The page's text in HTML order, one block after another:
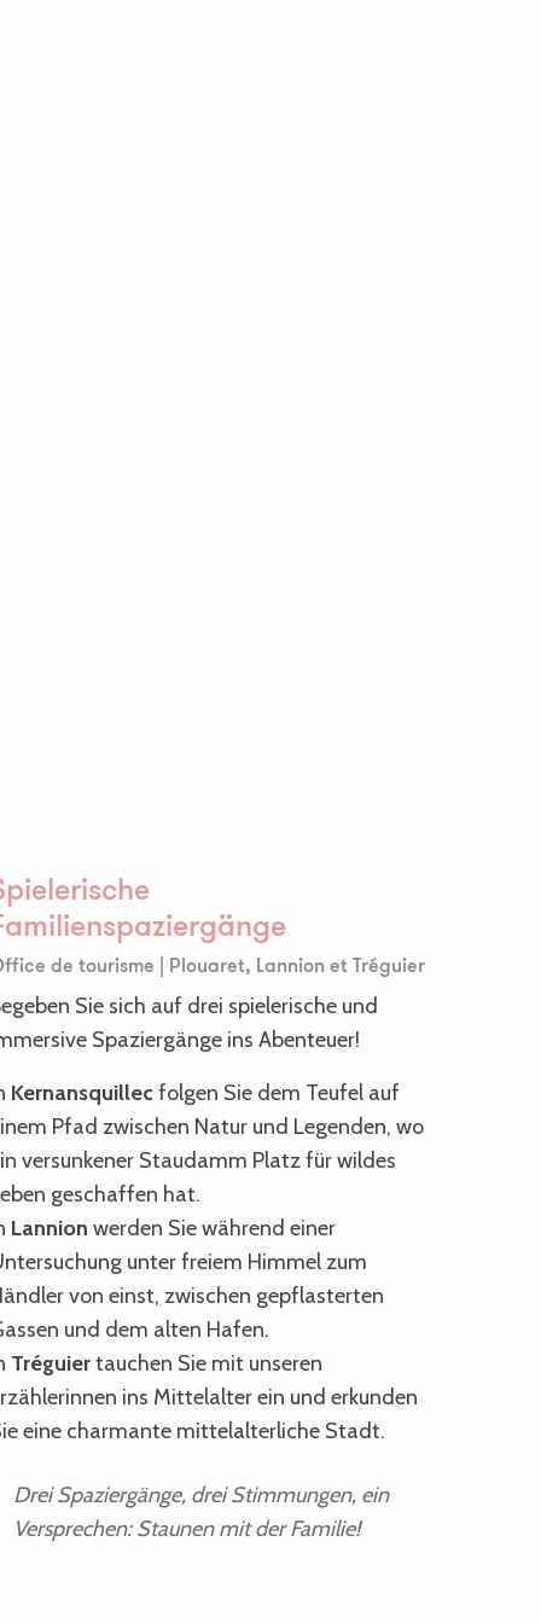
de tourisme | Plouaret, Lannion et Tréguier
Sie sich auf drei spielerische und
Spaziergänge ins Abenteuer!
Kernansquillec folgen Sie dem Teufel auf
Pfad zwischen Natur und Legenden, wo
versunkener Staudamm Platz für wildes
geschaffen hat.
Lannion werden Sie während einer
unter freiem Himmel zum
von einst, zwischen gepflasterten
und dem alten Hafen.
Tréguiertauchen Sie mit unseren
ins Mittelalter ein und erkunden
eine charmante mittelalterliche Stadt.
Drei Spaziergänge, drei Stimmungen, ein
Versprechen: Staunen mit der Familie!